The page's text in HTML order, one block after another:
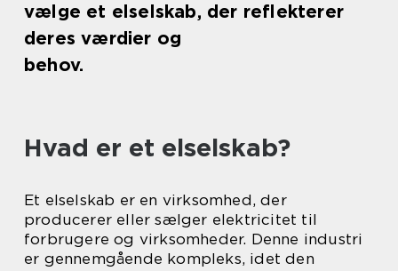
vælge et elselskab, der reflekterer
deres værdier og
behov.
Hvad er et elselskab?
Et elselskab er en virksomhed, der
producerer eller sælger elektricitet til
forbrugere og virksomheder. Denne industri
er gennemgående kompleks, idet den